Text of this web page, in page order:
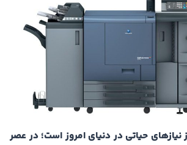
حیاتی در دنیای امروز است؛ در عصر